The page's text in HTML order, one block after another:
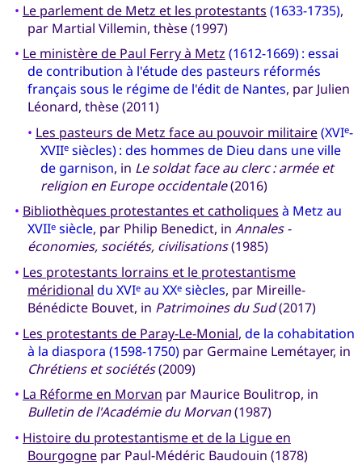
• Le parlement de Metz et les protestants (1633-1735),
par Martial Villemin, thèse (1997)
• Le ministère de Paul Ferry à Metz (1612-1669) : essai
de contribution à l'étude des pasteurs réformés
français sous le régime de l'édit de Nantes, par Julien
Léonard, thèse (2011)
• Les pasteurs de Metz face au pouvoir militaire(XVIe-
XVIIesiècles) : des hommes de Dieu dans une ville
de garnison, in Le soldat face au clerc : armée et
religion en Europe occidentale(2016)
• Bibliothèques protestantes et catholiques à Metz au
XVIIesiècle, par Philip Benedict, in Annales -
économies, sociétés, civilisations(1985)
• Les protestants lorrains et le protestantisme
méridional du XVIeau XXesiècles, par Mireille-
Bénédicte Bouvet, in Patrimoines du Sud(2017)
• Les protestants de Paray-Le-Monial, de la cohabitation
à la diaspora (1598-1750)par Germaine Lemétayer, in
Chrétiens et sociétés(2009)
• La Réforme en Morvan par Maurice Boulitrop, in
Bulletin de l'Académie du Morvan(1987)
• Histoire du protestantisme et de la Ligue en
Bourgognepar Paul-Médéric Baudouin (1878)